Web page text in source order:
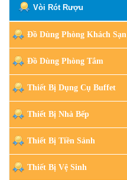
Vòi Rót Rượu
Đồ Dùng Phòng Khách Sạn
Đồ Dùng Phòng Tắm
Thiết Bị Dụng Cụ Buffet
Thiết Bị Nhà Bếp
Thiết Bị Tiền Sảnh
Thiết Bị Vệ Sinh